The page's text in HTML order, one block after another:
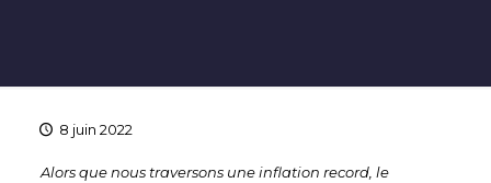
8 juin 2022
Alors que nous traversons une inflation record, le